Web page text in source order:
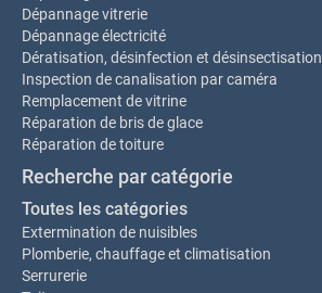
Dépannage vitrerie
Dépannage électricité
Dératisation, désinfection et désinsectisation
Inspection de canalisation par caméra
Remplacement de vitrine
Réparation de bris de glace
Réparation de toiture
Recherche par catégorie
Toutes les catégories
Extermination de nuisibles
Plomberie, chauffage et climatisation
Serrurerie